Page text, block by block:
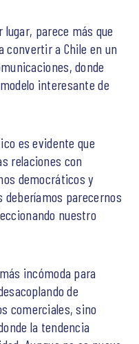
parece más que
convertir a Chile en un
donde
interesante de
es evidente que
relaciones con
democráticos y
deberíamos parecernos
nuestro
incómoda para
de
comerciales, sino
la tendencia